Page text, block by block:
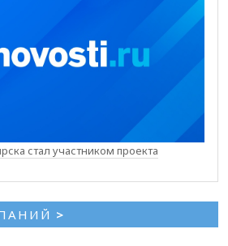
стал участником проекта
>